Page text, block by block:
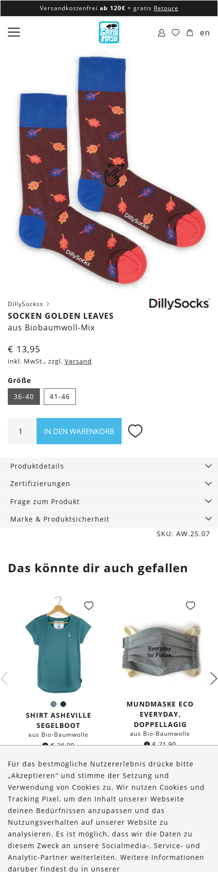
Versandkostenfrei ab 120€ + gratis Retoure
100% veganes & fair produziertes Sortiment
Versandkostenfrei ab 120€
en
DillySockss
SOCKEN GOLDEN LEAVES
aus Biobaumwoll-Mix
€ 13,95
inkl. MwSt., zzgl. Versand
Größe
36-40
41-46
Golden
IN DEN WARENKORB
Produktdetails
Zertifizierungen
Frage zum Produkt
Marke & Produktsicherheit
SKU: AW.25.07
Das könnte dir auch gefallen
SeeblauSchwarz
Farbe:
SHIRT ASHEVILLE
SEGELBOOT
aus Bio-Baumwolle
€36,90
MUNDMASKE ECO
EVERYDAY,
DOPPELLAGIG
aus Bio-Baumwolle
€21,90
Über uns
Bestellungen
Kontakt & Hilfe
FOLLOW US
Für das bestmögliche Nutzererlebnis drücke bitte
„Akzeptieren“ und stimme der Setzung und
Verwendung von Cookies zu. Wir nutzen Cookies und
Tracking Pixel, um den Inhalt unserer Webseite
deinen Bedürfnissen anzupassen und das
Nutzungsverhalten auf unserer Website zu
analysieren. Es ist möglich, dass wir die Daten zu
diesem Zweck an unsere Socialmedia-, Service- und
Analytic-Partner weiterleiten. Weitere Informationen
darüber findest du in unserer